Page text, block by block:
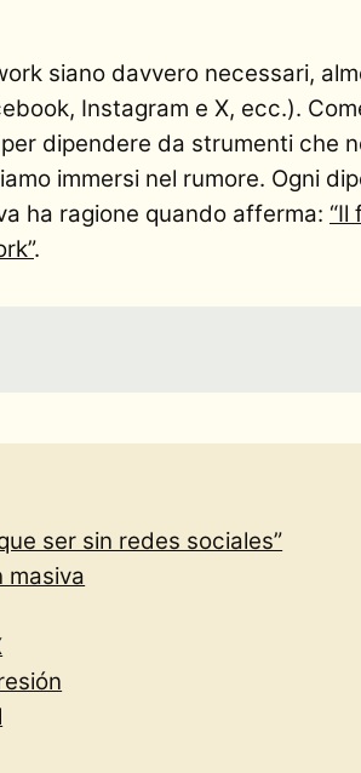
siano davvero necessari,
Instagram e X, ecc.).
dipendere da strumenti che
immersi nel rumore. Ogni
ha ragione quando afferma: “Il
.
ser sin redes sociales”
masiva